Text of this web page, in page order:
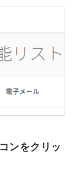
ンをクリッ